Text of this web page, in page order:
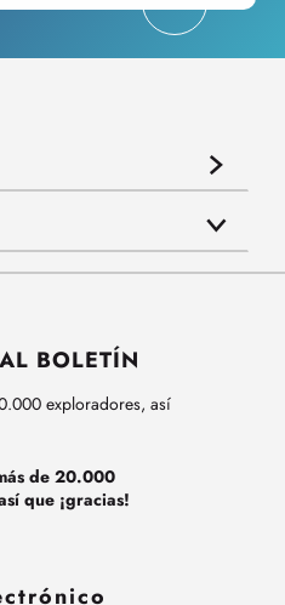
BOLETÍN
exploradores, así
de 20.000
que ¡gracias!